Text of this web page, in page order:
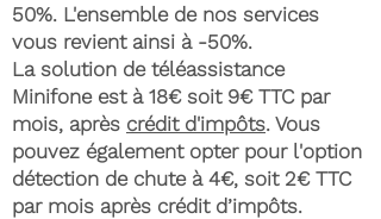
50%. L'ensemble de nos services
vous revient ainsi à -50%.
La solution de téléassistance
Minifone est à 18€ soit 9€ TTC par
mois, après crédit d'impôts. Vous
pouvez également opter pour l'option
détection de chute à 4€, soit 2€ TTC
par mois après crédit d’impôts.